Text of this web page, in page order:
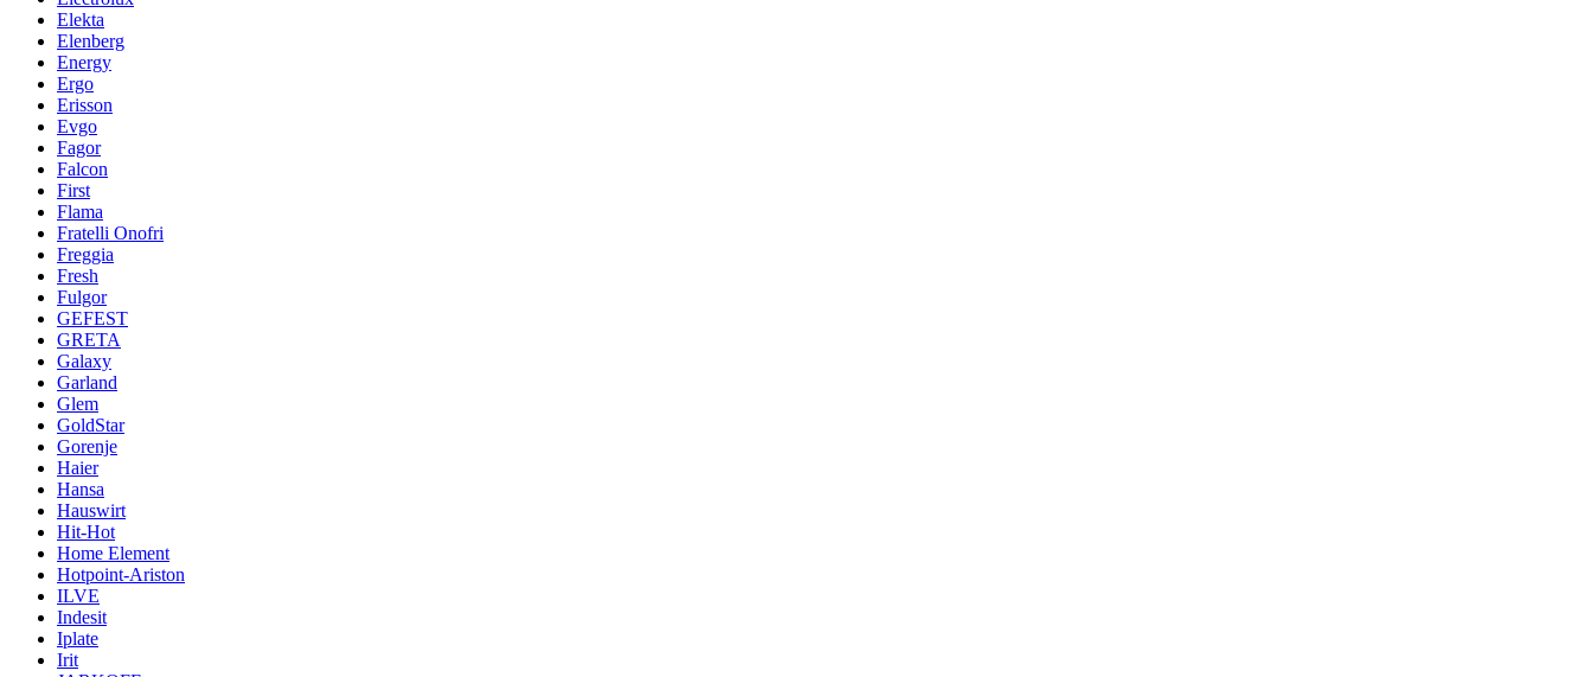
Elekta
Elenberg
Energy
Ergo
Erisson
Evgo
Fagor
Falcon
First
Flama
Fratelli Onofri
Freggia
Fresh
Fulgor
GEFEST
GRETA
Galaxy
Garland
Glem
GoldStar
Gorenje
Haier
Hansa
Hauswirt
Hit-Hot
Home Element
Hotpoint-Ariston
ILVE
Indesit
Iplate
Irit